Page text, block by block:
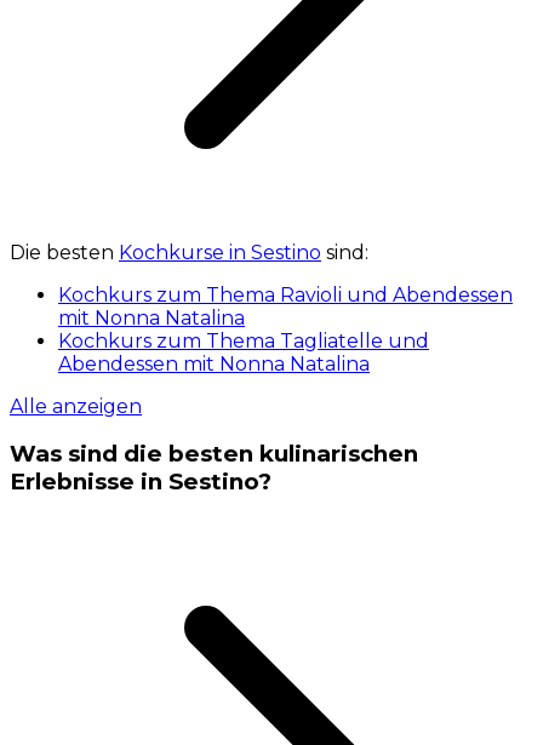
Die besten Kochkurse in Sestino sind:
Kochkurs zum Thema Ravioli und Abendessen
mit Nonna Natalina
Kochkurs zum Thema Tagliatelle und
Abendessen mit Nonna Natalina
Alle anzeigen
Was sind die besten kulinarischen
Erlebnisse in Sestino?